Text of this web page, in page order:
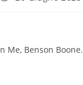
Me, Benson Boone.